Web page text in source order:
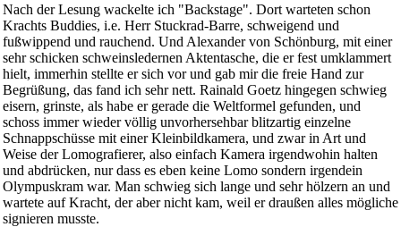
Nach der Lesung wackelte ich "Backstage". Dort warteten schon
Krachts Buddies, i.e. Herr Stuckrad-Barre, schweigend und
fußwippend und rauchend. Und Alexander von Schönburg, mit einer
sehr schicken schweinsledernen Aktentasche, die er fest umklammert
hielt, immerhin stellte er sich vor und gab mir die freie Hand zur
Begrüßung, das fand ich sehr nett. Rainald Goetz hingegen schwieg
eisern, grinste, als habe er gerade die Weltformel gefunden, und
schoss immer wieder völlig unvorhersehbar blitzartig einzelne
Schnappschüsse mit einer Kleinbildkamera, und zwar in Art und
Weise der Lomografierer, also einfach Kamera irgendwohin halten
und abdrücken, nur dass es eben keine Lomo sondern irgendein
Olympuskram war. Man schwieg sich lange und sehr hölzern an und
wartete auf Kracht, der aber nicht kam, weil er draußen alles mögliche
signieren musste.